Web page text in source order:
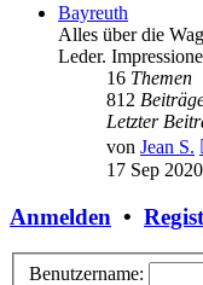
Bayreuth
Alles über die
Leder.
16 Themen
812
Letzter
von Jean S.
17 Sep
Anmelden •
Benutzername: